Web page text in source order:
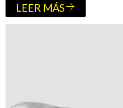
LEER MÁS